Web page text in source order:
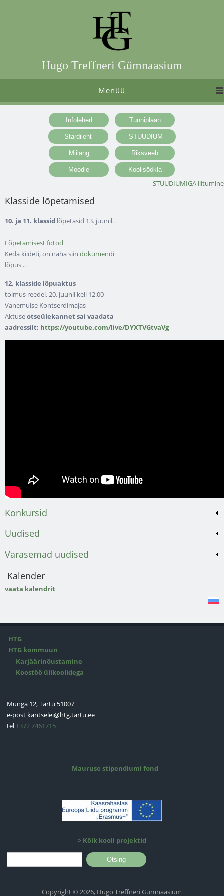
Hugo Treffneri Gümnaasium
Menüü
STUUDIUMIGA liitumine
Klasside lõpetamised
10. ja 11. klassid lõpetasid 13. juunil.
Lõpetamisest fotod
Keda kiideti, on näha siin dokumendi
lõpus ..
12. klasside lõpuaktus
toimus reedel, 20. juunil kell 12.00
Vanemuise Kontserdimajas
Aktuseotseülekannet sai vaadata
aadressilt: https://youtube.com/live/DYXTVGtvaVg
Konkursid
Uudised
Varasemad uudised
Kalender
vaata kalendrit
HTG
HTG kommuun
Karjäärinõustamine
Koostöö ülikoolidega
Munga 12, Tartu 51007
e-post kantselei@htg.tartu.ee
tel+372 7461715
Mauruse stipendiumi fond
> Kõik kooli projektid
Otsinguvorm
Otsing
Copyright © 2026, Hugo Treffneri Gümnaasium